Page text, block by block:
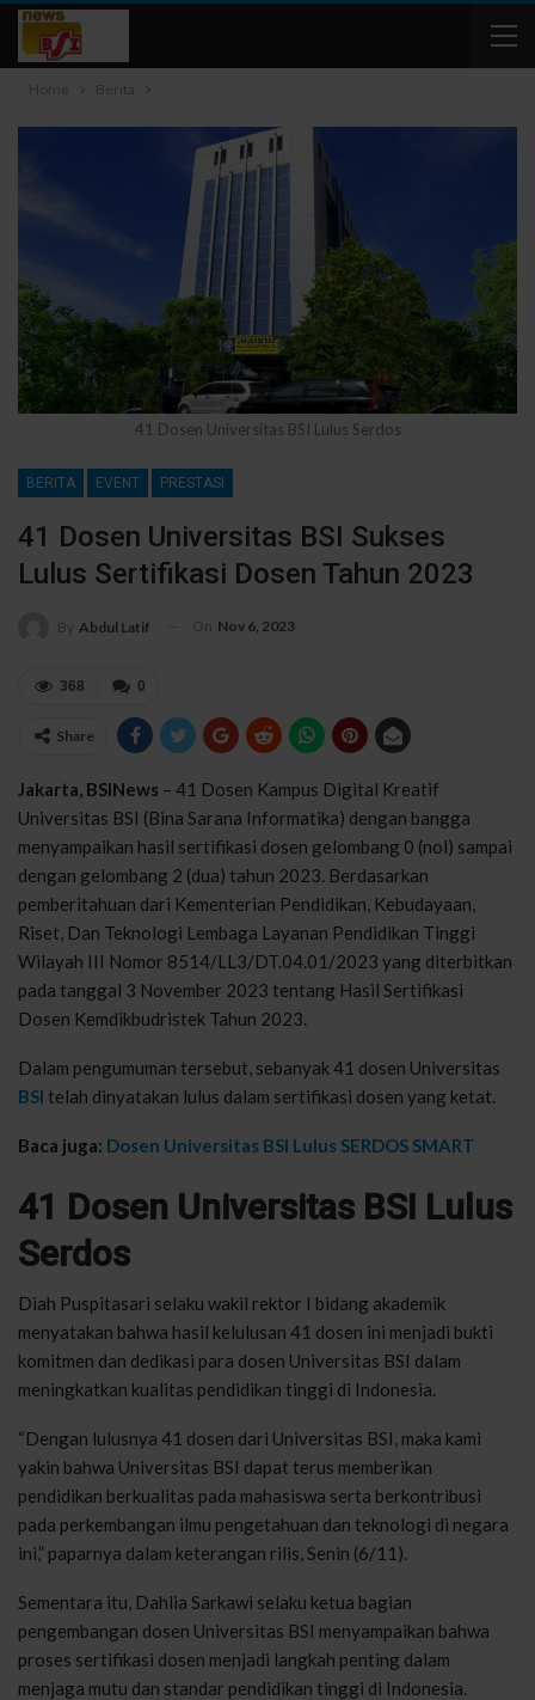
Home Berita
41 Dosen Universitas BSI Lulus Serdos
BERITA EVENT PRESTASI
41 Dosen Universitas BSI Sukses
Lulus Sertifikasi Dosen Tahun 2023
By Abdul Latif On Nov 6, 2023
0
368
Share
Jakarta, BSINews – 41 Dosen Kampus Digital Kreatif
Universitas BSI (Bina Sarana Informatika) dengan bangga
menyampaikan hasil sertifikasi dosen gelombang 0 (nol) sampai
dengan gelombang 2 (dua) tahun 2023. Berdasarkan
pemberitahuan dari Kementerian Pendidikan, Kebudayaan,
Riset, Dan Teknologi Lembaga Layanan Pendidikan Tinggi
Wilayah III Nomor 8514/LL3/DT.04.01/2023 yang diterbitkan
pada tanggal 3 November 2023 tentang Hasil Sertifikasi
Dosen Kemdikbudristek Tahun 2023.
Dalam pengumuman tersebut, sebanyak 41 dosen Universitas
BSI telah dinyatakan lulus dalam sertifikasi dosen yang ketat.
Baca juga: Dosen Universitas BSI Lulus SERDOS SMART
41 Dosen Universitas BSI Lulus
Serdos
Diah Puspitasari selaku wakil rektor I bidang akademik
menyatakan bahwa hasil kelulusan 41 dosen ini menjadi bukti
komitmen dan dedikasi para dosen Universitas BSI dalam
meningkatkan kualitas pendidikan tinggi di Indonesia.
“Dengan lulusnya 41 dosen dari Universitas BSI, maka kami
yakin bahwa Universitas BSI dapat terus memberikan
pendidikan berkualitas pada mahasiswa serta berkontribusi
pada perkembangan ilmu pengetahuan dan teknologi di negara
ini,” paparnya dalam keterangan rilis, Senin (6/11).
Sementara itu, Dahlia Sarkawi selaku ketua bagian
pengembangan dosen Universitas BSI menyampaikan bahwa
proses sertifikasi dosen menjadi langkah penting dalam
menjaga mutu dan standar pendidikan tinggi di Indonesia.